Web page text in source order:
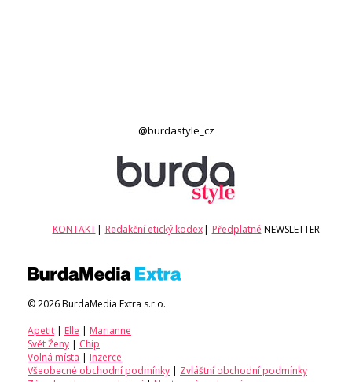
@burdastyle_cz
KONTAKT | Redakční etický kodex | Předplatné NEWSLETTER
© 2026 BurdaMedia Extra s.r.o.
Apetit | Elle | Marianne
Svět Ženy | Chip
Volná místa | Inzerce
Všeobecné obchodní podmínky | Zvláštní obchodní podmínky